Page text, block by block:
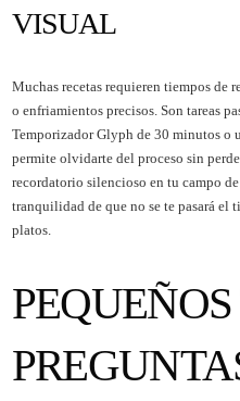
VISUAL
Muchas recetas requieren tiempos de
o enfriamientos precisos. Son tareas
Temporizador Glyph de 30 minutos o
permite olvidarte del proceso sin
recordatorio silencioso en tu campo
tranquilidad de que no se te pasará el
platos.